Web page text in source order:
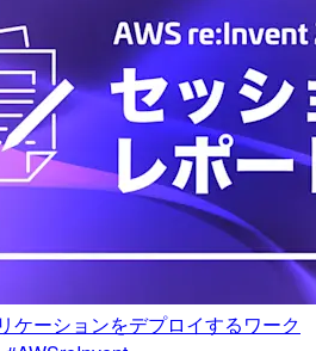
ケーションをデプロイするワーク